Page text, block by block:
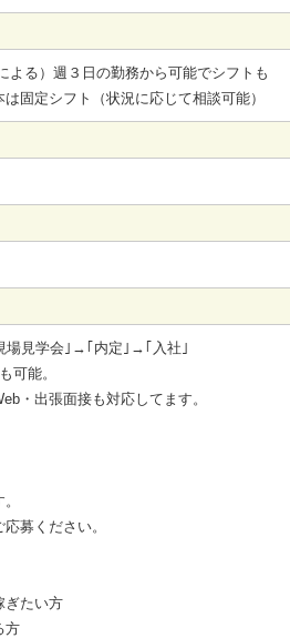
よる）週３日の勤務から可能でシフトも
定シフト（状況に応じて相談可能）
場見学会｣→｢内定｣→｢入社｣
可能。
・出張面接も対応してます。
募ください。
ぎたい方
方